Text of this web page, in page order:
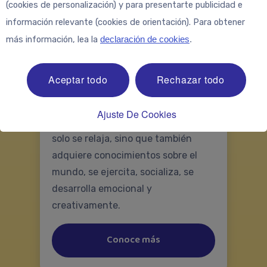
Energía para jugar: ¿por
qué es tan importante?
El juego es una de las actividades
niño. Gracias al juego, el bebé no
solo se relaja, sino que también
adquiere conocimientos sobre el
mundo, se ejercita, socializa, se
desarrolla emocional y
creativamente.
Conoce más
(cookies de personalización) y para presentarte publicidad e
información relevante (cookies de orientación). Para obtener
más información, lea la declaración de cookies.
Aceptar todo Rechazar todo
Ajuste De Cookies